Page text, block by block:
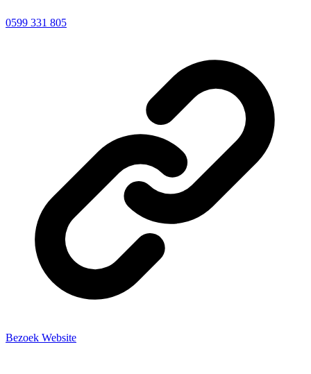
0599 331 805
Bezoek Website